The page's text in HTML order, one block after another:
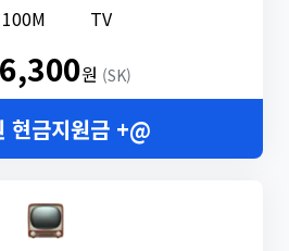
TV
원 (SK)
현금지원금 +@